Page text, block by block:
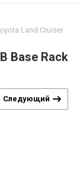
Land Cruiser
Base Rack
Следующий